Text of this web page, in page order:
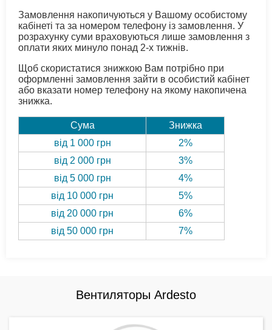
Замовлення накопичуються у Вашому особистому
кабінеті та за номером телефону із замовлення. У
розрахунку суми враховуються лише замовлення з
оплати яких минуло понад 2-х тижнів.
Щоб скористатися знижкою Вам потрібно при
оформленні замовлення зайти в особистий кабінет
або вказати номер телефону на якому накопичена
знижка.
Сума
Знижка
від 1 000 грн
2%
від 2 000 грн
3%
від 5 000 грн
4%
від 10 000 грн
5%
від 20 000 грн
6%
від 50 000 грн
7%
Вентиляторы Ardesto